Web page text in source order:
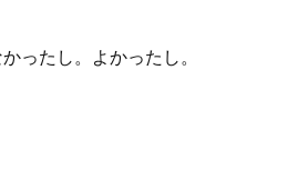
ったし。よかったし。